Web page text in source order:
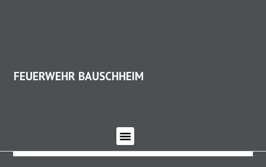
FEUERWEHR BAUSCHHEIM